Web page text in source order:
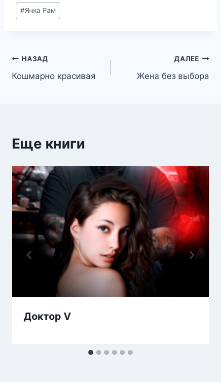
Метки
записи:
#Янка Рам
Навигация
по
НАЗАД
Кошмарно красивая
ДАЛЕЕ
Жена без выбора
Еще книги
Доктор V